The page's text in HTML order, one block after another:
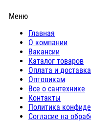
Меню
Главная
О компании
Вакансии
Каталог товаров
Оплата и доставка
Оптовикам
Все о сантехнике
Контакты
Политика
Согласие на